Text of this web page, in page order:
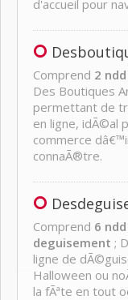
d'accueil pour
Comprend 2 ndd
Des Boutiques
permettant de
en ligne, idÃ©al
commerce
connaÃ®tre.
Comprend 6 ndd
deguisement ;
ligne de
Halloween ou
la fÃªte en tout